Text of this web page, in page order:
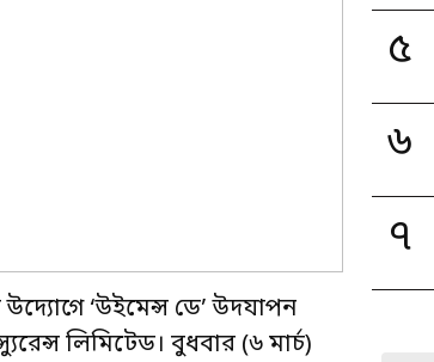
‘উইমেন্স ডে’ উদযাপন
লিমিটেড। বুধবার (৬ মার্চ)
৫
৬
৭